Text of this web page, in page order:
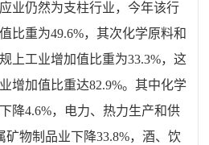
业仍然为支柱行业，今年该行
比重为49.6%，其次化学原料和
上工业增加值比重为33.3%，这
增加值比重达82.9%。其中化学
下降4.6%，电力、热力生产和供
矿物制品业下降33.8%，酒、饮